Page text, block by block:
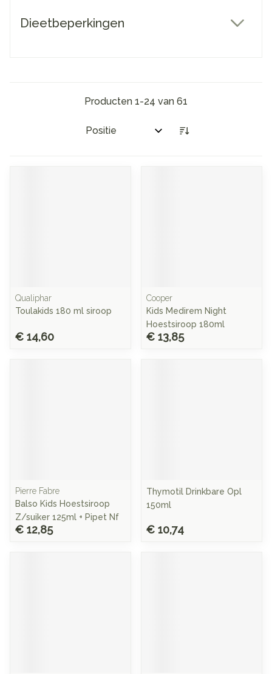
Dieetbeperkingen
Producten 1-24 van 61
Sorteer op:
Qualiphar
Toulakids 180 ml siroop
€ 14,60
Cooper
Kids Medirem Night
Hoestsiroop 180ml
€ 13,85
Pierre Fabre
Balso Kids Hoestsiroop
Z/suiker 125ml + Pipet Nf
€ 12,85
Thymotil Drinkbare Opl
150ml
€ 10,74